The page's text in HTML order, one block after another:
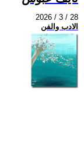
2026 / 3 / 28
الادب والفن